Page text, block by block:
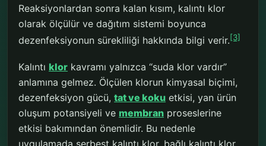
Reaksiyonlardan sonra kalan kısım, kalıntı klor
olarak ölçülür ve dağıtım sistemi boyunca
dezenfeksiyonun sürekliliği hakkında bilgi verir.[3]
Kalıntı klor kavramı yalnızca “suda klor vardır”
anlamına gelmez. Ölçülen klorun kimyasal biçimi,
dezenfeksiyon gücü, tat ve koku etkisi, yan ürün
oluşum potansiyeli ve membran proseslerine
etkisi bakımından önemlidir. Bu nedenle
uygulamada serbest kalıntı klor, bağlı kalıntı klor